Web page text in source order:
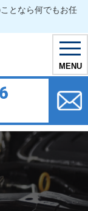
MENU
となら何でもお任